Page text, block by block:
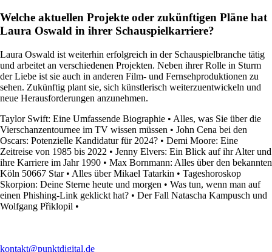
Welche aktuellen Projekte oder zukünftigen Pläne hat
Laura Oswald in ihrer Schauspielkarriere?
Laura Oswald ist weiterhin erfolgreich in der Schauspielbranche tätig
und arbeitet an verschiedenen Projekten. Neben ihrer Rolle in Sturm
der Liebe ist sie auch in anderen Film- und Fernsehproduktionen zu
sehen. Zukünftig plant sie, sich künstlerisch weiterzuentwickeln und
neue Herausforderungen anzunehmen.
Taylor Swift: Eine Umfassende Biographie • Alles, was Sie über die
Vierschanzentournee im TV wissen müssen • John Cena bei den
Oscars: Potenzielle Kandidatur für 2024? • Demi Moore: Eine
Zeitreise von 1985 bis 2022 • Jenny Elvers: Ein Blick auf ihr Alter und
ihre Karriere im Jahr 1990 • Max Bornmann: Alles über den bekannten
Köln 50667 Star• Alles über Mikael Tatarkin • Tageshoroskop
Skorpion: Deine Sterne heute und morgen • Was tun, wenn man auf
einen Phishing-Link geklickt hat? • Der Fall Natascha Kampusch und
Wolfgang Přiklopil •
kontakt@punktdigital.de